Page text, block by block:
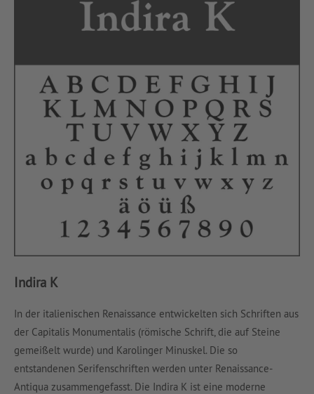
Indira K
In der italienischen Renaissance entwickelten sich Schriften aus
der Capitalis Monumentalis (römische Schrift, die auf Steine
gemeißelt wurde) und Karolinger Minuskel. Die so
entstandenen Serifenschriften werden unter Renaissance-
Antiqua zusammengefasst. Die Indira K ist eine moderne